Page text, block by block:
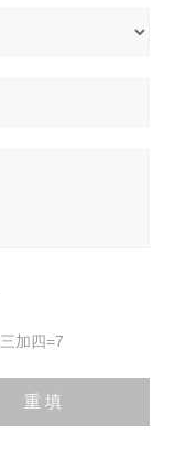
加四=7